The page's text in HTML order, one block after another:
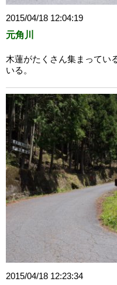
2015/04/18 12:04:19
元角川
木蓮がたくさん集まってい
いる。
2015/04/18 12:23:34